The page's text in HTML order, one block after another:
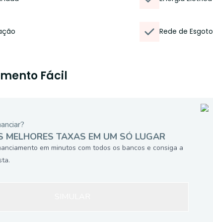
Rede de Esgoto
Fácil
MELHORES TAXAS EM UM SÓ LUGAR
em minutos com todos os bancos e consiga a